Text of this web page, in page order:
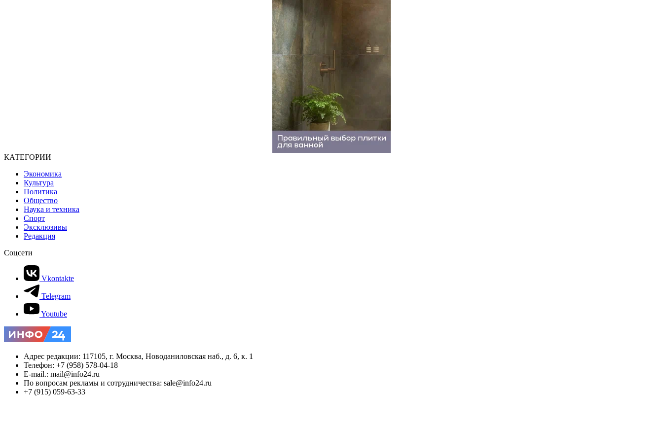
КАТЕГОРИИ
Экономика
Культура
Политика
Общество
Наука и техника
Спорт
Эксклюзивы
Редакция
Соцсети
Vkontakte
Telegram
Youtube
Адрес редакции: 117105, г. Москва, Новоданиловская наб., д. 6, к. 1
Телефон: +7 (958) 578-04-18
E-mail.: mail@info24.ru
По вопросам рекламы и сотрудничества: sale@info24.ru
+7 (915) 059-63-33